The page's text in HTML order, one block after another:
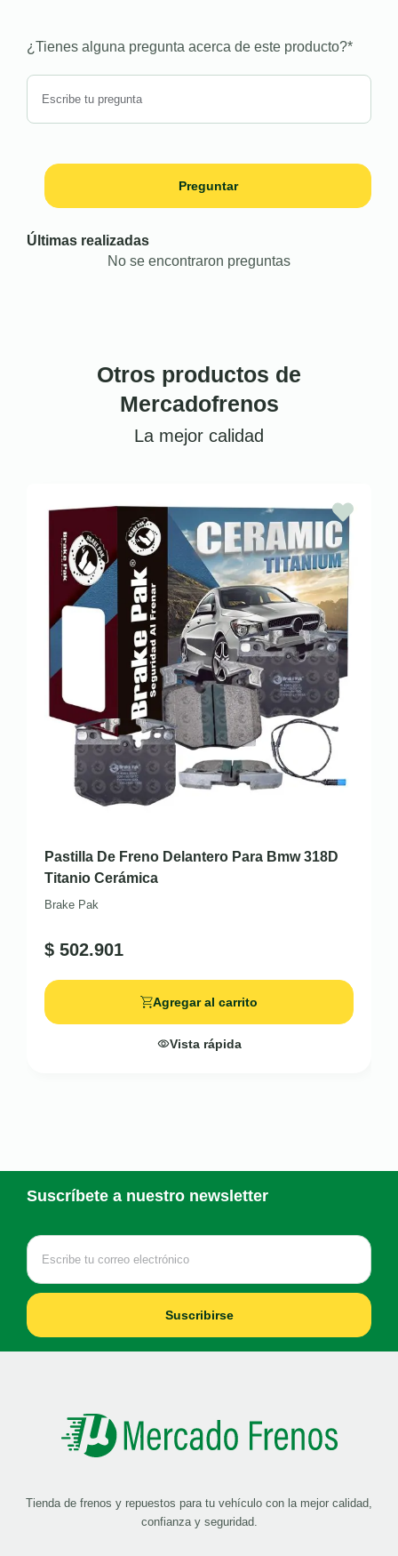
¿Tienes alguna pregunta acerca de este producto?*
Preguntar
Últimas realizadas
No se encontraron preguntas
Otros productos de
Mercadofrenos
La mejor calidad
Pastilla De Freno Delantero Para Bmw 318D
Titanio Cerámica
Brake Pak
$ 502.901
Agregar al carrito
Vista rápida
Suscríbete a nuestro newsletter
Suscribirse
Tienda de frenos y repuestos para tu vehículo con la mejor calidad,
confianza y seguridad.